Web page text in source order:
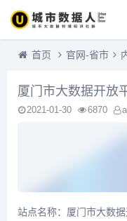
首页 官网-省市
厦门市大数据开放
2021-01-30 6870
站点名称：厦门市大数